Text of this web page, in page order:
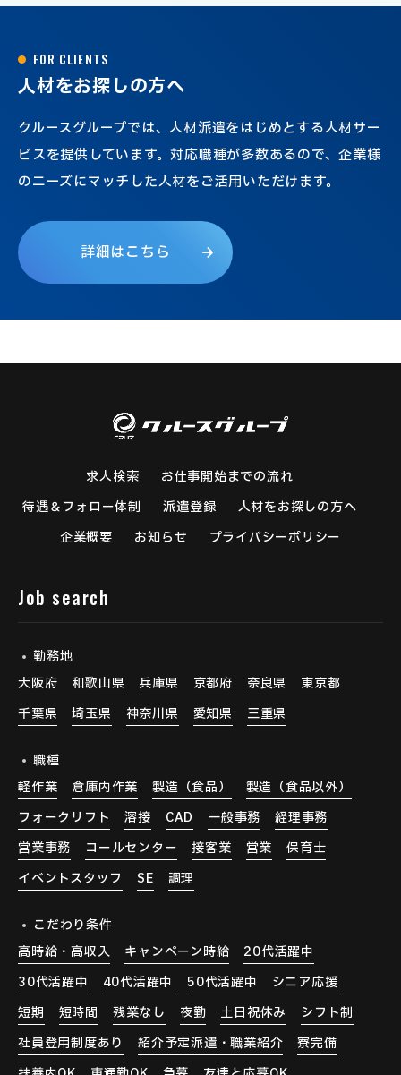
FOR CLIENTS
人材をお探しの方へ
クルースグループでは、人材派遣をはじめとする人材サー
ビスを提供しています。対応職種が多数あるので、企業様
のニーズにマッチした人材をご活用いただけます。
詳細はこち ら
求人検索
お仕事開始までの流れ
待遇＆フォロー体制
派遣登録
人材をお探しの方へ
企業概要
お知らせ プライバシーポリシー
Job search
勤務地
大阪府
和歌山県 兵庫県 京都府 奈良県
東京都
千葉県
埼玉県 神奈川県 愛知県 三重県
職種
軽作業
倉庫内作業 製造（食品）
製造（食品以外）
フォークリフト
溶接 CAD 一般事務
経理事務
営業事務
コールセンター 接客業 営業
保育士
イベントスタッフ
SE 調理
こだわり条件
高時給・高収入
キャンペーン時給
20代活躍中
30代活躍中
40代活躍中 50代活躍中
シニア応援
短期
短時間 残業なし 夜勤 土日祝休み
シフト制
社員登用制度あり
紹介予定派遣・職業紹介
寮完備